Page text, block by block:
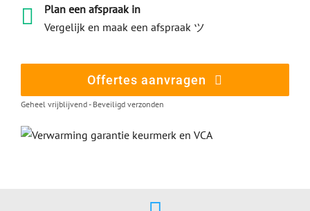
Plan een afspraak in
Vergelijk en maak een afspraak ツ
Offertes aanvragen
Geheel vrijblijvend - Beveiligd verzonden